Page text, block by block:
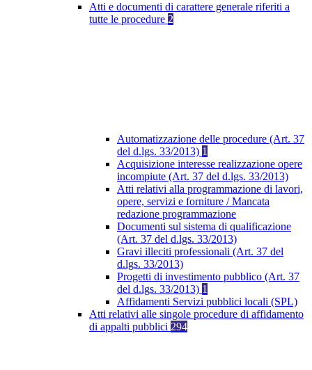
Atti e documenti di carattere generale riferiti a
tutte le procedure 2
Automatizzazione delle procedure (Art. 37
del d.lgs. 33/2013) 1
Acquisizione interesse realizzazione opere
incompiute (Art. 37 del d.lgs. 33/2013)
Atti relativi alla programmazione di lavori,
opere, servizi e forniture / Mancata
redazione programmazione
Documenti sul sistema di qualificazione
(Art. 37 del d.lgs. 33/2013)
Gravi illeciti professionali (Art. 37 del
d.lgs. 33/2013)
Progetti di investimento pubblico (Art. 37
del d.lgs. 33/2013) 1
Affidamenti Servizi pubblici locali (SPL)
Atti relativi alle singole procedure di affidamento
di appalti pubblici 294